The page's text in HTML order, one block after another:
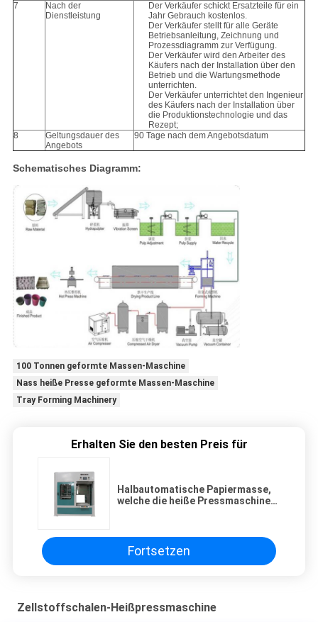
7
Nach der
Dienstleistung
Der Verkäufer schickt Ersatzteile für ein
Jahr Gebrauch kostenlos.
Der Verkäufer stellt für alle Geräte
Betriebsanleitung, Zeichnung und
Prozessdiagramm zur Verfügung.
Der Verkäufer wird den Arbeiter des
Käufers nach der Installation über den
Betrieb und die Wartungsmethode
unterrichten.
Der Verkäufer unterrichtet den Ingenieur
des Käufers nach der Installation über
die Produktionstechnologie und das
Rezept;
8
Geltungsdauer des
Angebots
90 Tage nach dem Angebotsdatum
Schematisches Diagramm:
100 Tonnen geformte Massen-Maschine
Nass heiße Presse geformte Massen-Maschine
Tray Forming Machinery
Erhalten Sie den besten Preis für
Halbautomatische Papiermasse,
welche die heiße Pressmaschine
Fortsetzen
Zellstoffschalen-Heißpressmaschine